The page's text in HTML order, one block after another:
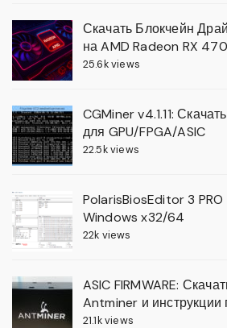
Скачать Блокчейн
на AMD Radeon RX
25.6k views
CGMiner v4.1.11:
для GPU/FPGA/ASIC
22.5k views
PolarisBiosEditor 3
Windows x32/64
22k views
ASIC FIRMWARE:
Antminer и инструкции
21.1k views